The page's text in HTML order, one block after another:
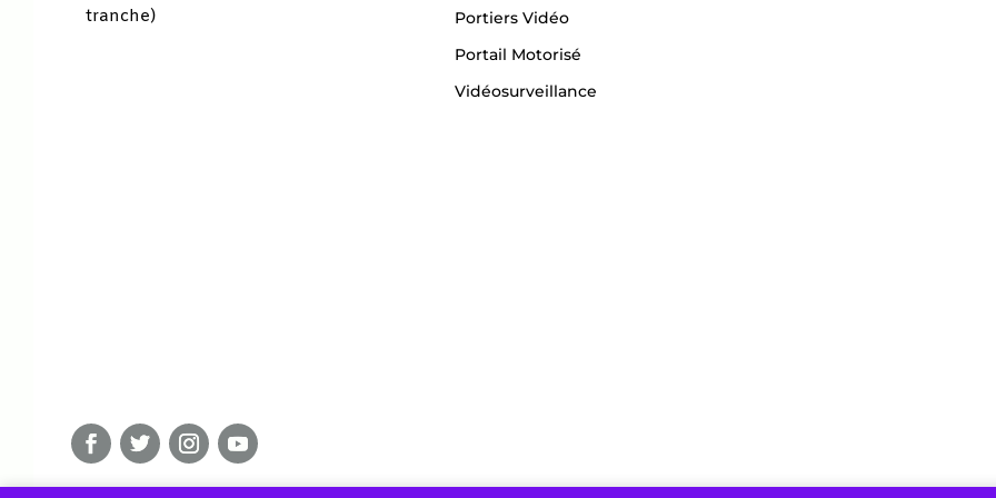
tranche)
Portiers Vidéo
Portail Motorisé
Vidéosurveillance